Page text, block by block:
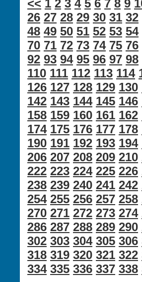
<< 1 2 3 4 5 6 7 8 9
26 27 28 29 30 31 32
48 49 50 51 52 53 54
70 71 72 73 74 75 76
92 93 94 95 96 97 98
110 111 112 113 114
126 127 128 129 130
142 143 144 145 146
158 159 160 161 162
174 175 176 177 178
190 191 192 193 194
206 207 208 209 210
222 223 224 225 226
238 239 240 241 242
254 255 256 257 258
270 271 272 273 274
286 287 288 289 290
302 303 304 305 306
318 319 320 321 322
334 335 336 337 338